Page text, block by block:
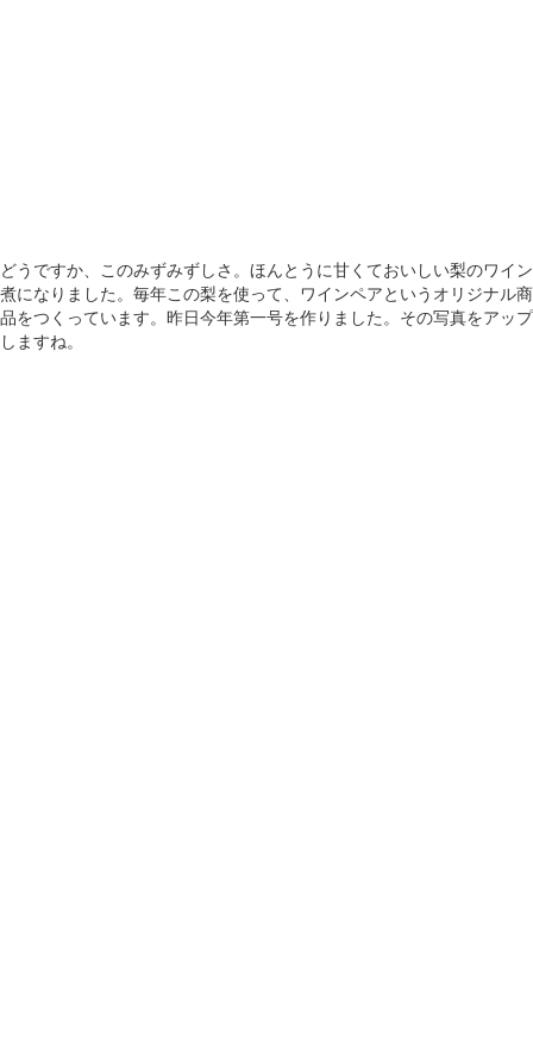
どうですか、このみずみずしさ。ほんとうに甘くておいしい梨のワイン
煮になりました。毎年この梨を使って、ワインペアというオリジナル商
品をつくっています。昨日今年第一号を作りました。その写真をアップ
しますね。